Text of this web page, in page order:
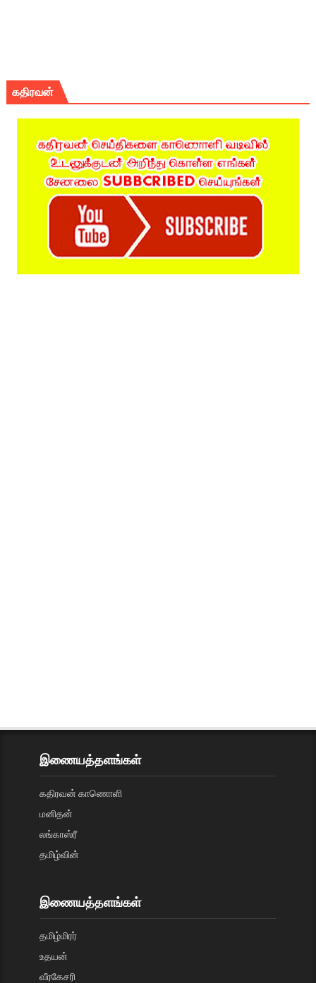
கதிரவன்
இணையத்தளங்கள்
கதிரவன் காணொளி
மனிதன்
லங்காஸ்ரீ
தமிழ்வின்
இணையத்தளங்கள்
தமிழ்மிரர்
உதயன்
வீரகேசரி